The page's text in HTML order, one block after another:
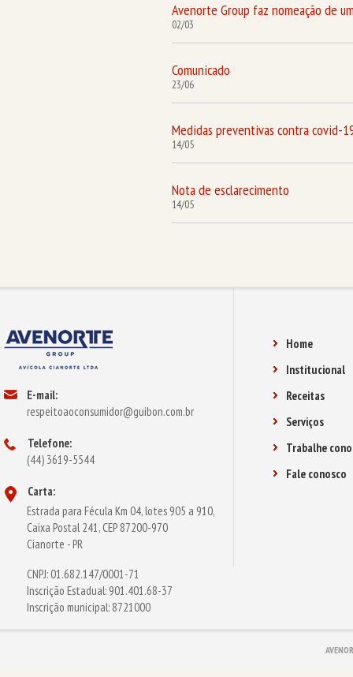
Avenorte Group faz nomeação de
02/03
Comunicado
23/06
Medidas preventivas contra covid-
14/05
Nota de esclarecimento
14/05
E-mail:
respeitoaoconsumidor@guibon.com.br
Telefone:
(44) 3619-5544
Carta:
Estrada para Fécula Km 04, lotes 905 a 910,
Caixa Postal 241, CEP 87200-970
Cianorte - PR
CNPJ: 01.682.147/0001-71
Inscrição Estadual: 901.401.68-37
Inscrição municipal: 8721000
Home
Institucional
Receitas
Serviços
Trabalhe
Fale conosco